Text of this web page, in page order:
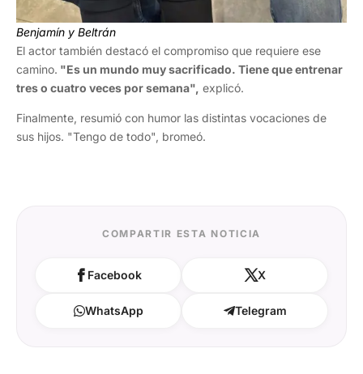
Benjamín y Beltrán
El actor también destacó el compromiso que requiere ese
camino. "Es un mundo muy sacrificado. Tiene que entrenar
tres o cuatro veces por semana", explicó.
Finalmente, resumió con humor las distintas vocaciones de
sus hijos. "Tengo de todo", bromeó.
COMPARTIR ESTA NOTICIA
Facebook X
WhatsApp Telegram